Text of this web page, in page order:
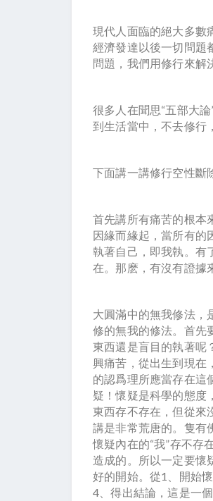
現代人面臨的絕大多數
經濟發達以後一切問題
問題，我們用修行來解
很多人在聞思“五部大
到生活當中，不去修行
下面講一講修行空性斷
首先講所有痛苦的根本
因緣而緣起，當所有的
執著自己，即我執。有
在。那麽，有沒有證據
大圓滿中的無我修法，
修的無我的修法。首先
東西還是盲目的執著呢
興痛苦，從出生到現在
的認爲理所應當存在這
疑！懷疑是科學的態度
東西存不存在，但從來
講是非常荒唐的。隻有
懷疑內在的“我”存不存
造成的。所以一定要懷
好的開始。從1、開始
4、得出結論，這是一